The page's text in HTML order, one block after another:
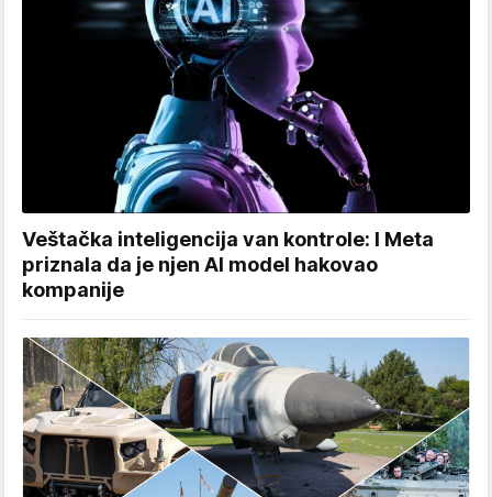
Veštačka inteligencija van kontrole: I Meta
priznala da je njen AI model hakovao
kompanije